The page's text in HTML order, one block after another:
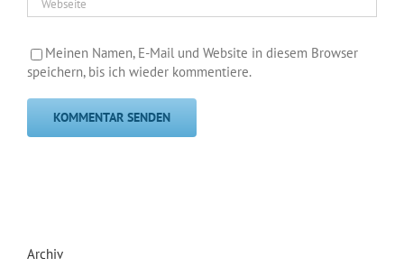
Meinen Namen, E-Mail und Website in diesem Browser
speichern, bis ich wieder kommentiere.
Archiv